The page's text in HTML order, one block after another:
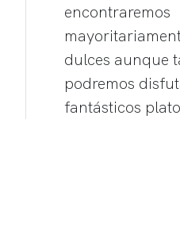
encontraremos
dulces aunque
podremos
fantásticos